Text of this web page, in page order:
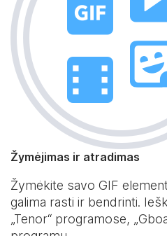
Žymėjimas ir atradimas
Žymėkite savo GIF
galima rasti ir bendrinti.
„Tenor“ programose,